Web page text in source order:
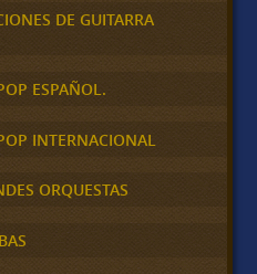
DE GUITARRA
ESPAÑOL.
INTERNACIONAL
ORQUESTAS